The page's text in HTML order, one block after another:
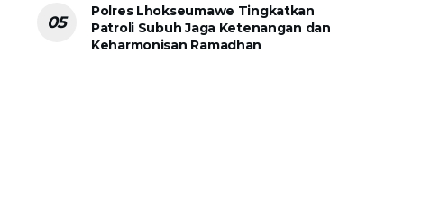
Polres Lhokseumawe Tingkatkan
Patroli Subuh Jaga Ketenangan dan
Keharmonisan Ramadhan